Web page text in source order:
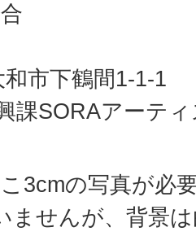
市下鶴間1-1-1
課SORAアーテ
3cmの写真が必
ませんが、背景